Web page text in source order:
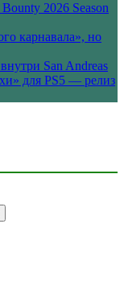
2026 Season
карнавала», но
San Andreas
для PS5 — релиз